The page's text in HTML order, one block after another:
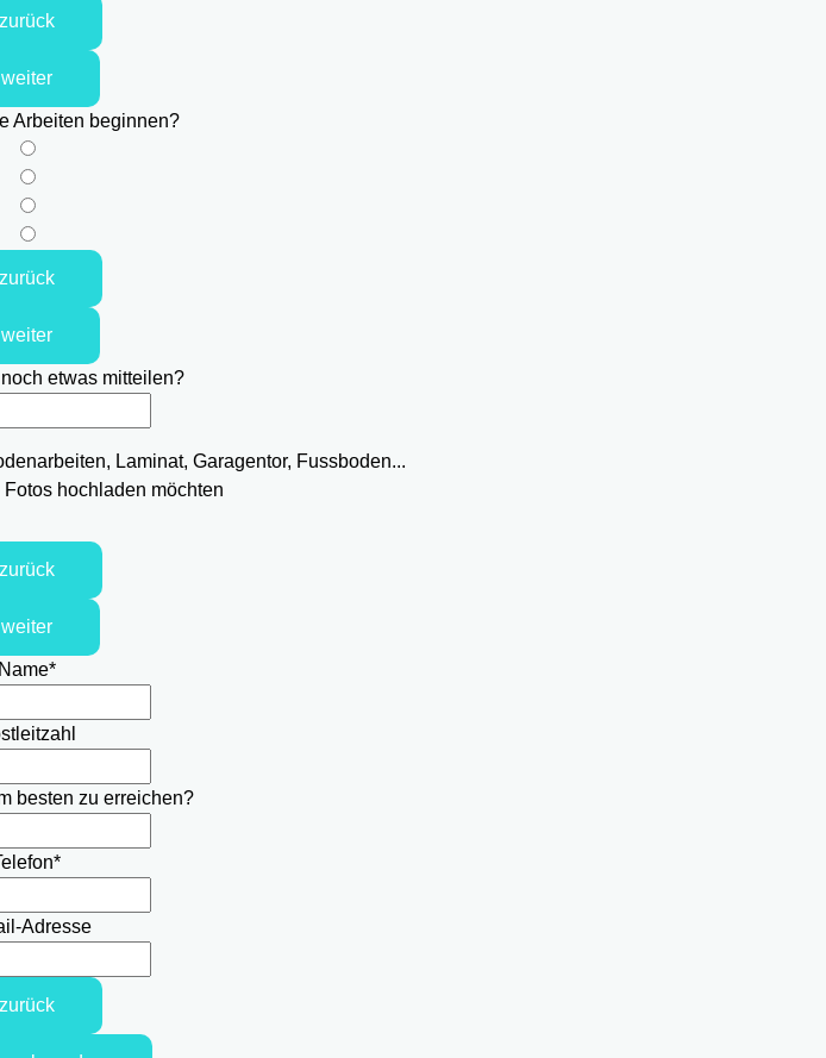
zurück
weiter
Arbeiten beginnen?
zurück
weiter
etwas mitteilen?
Laminat, Garagentor, Fussboden...
hochladen möchten
zurück
weiter
Name*
besten zu erreichen?
*
Adresse
zurück